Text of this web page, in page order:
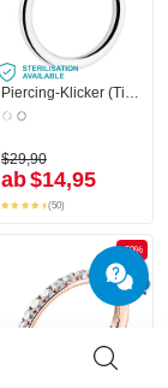
$29,90
ab$14,95
(50)
-50%